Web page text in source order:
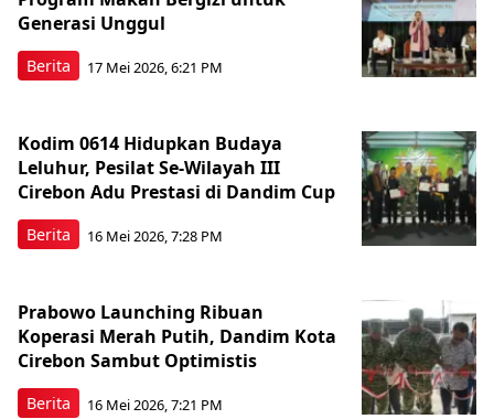
Berita
Generasi Unggul
17 Mei 2026, 6:21 PM
Berita
Kodim 0614 Hidupkan Budaya
Leluhur, Pesilat Se-Wilayah III
Cirebon Adu Prestasi di Dandim Cup
16 Mei 2026, 7:28 PM
Berita
Prabowo Launching Ribuan
Koperasi Merah Putih, Dandim Kota
Cirebon Sambut Optimistis
16 Mei 2026, 7:21 PM